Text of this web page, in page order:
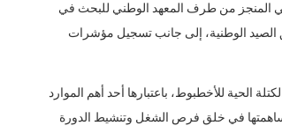
المنجز من طرف المعهد الوطني للبحث في
الوطنية، إلى جانب تسجيل مؤشرات
الحية للأخطبوط، باعتبارها أحد أهم الموارد
في خلق فرص الشغل وتنشيط الدورة